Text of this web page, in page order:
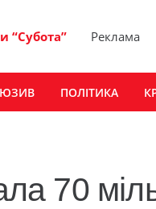
“Субота” Реклама
ПОЛІТИКА
70